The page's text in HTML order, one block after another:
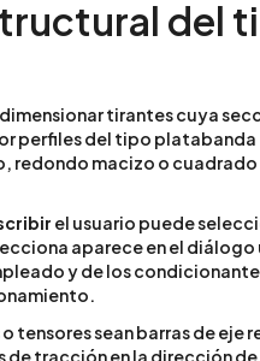
del
tirantes cuya
perfiles del tipo platabanda
redondo macizo o cuadrado
el usuario puede
aparece en el diálogo
y de los
tensores sean barras de eje
tracción en la dirección de